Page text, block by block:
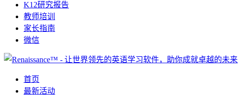
K12研究报告
教师培训
家长指南
微信
首页
最新活动